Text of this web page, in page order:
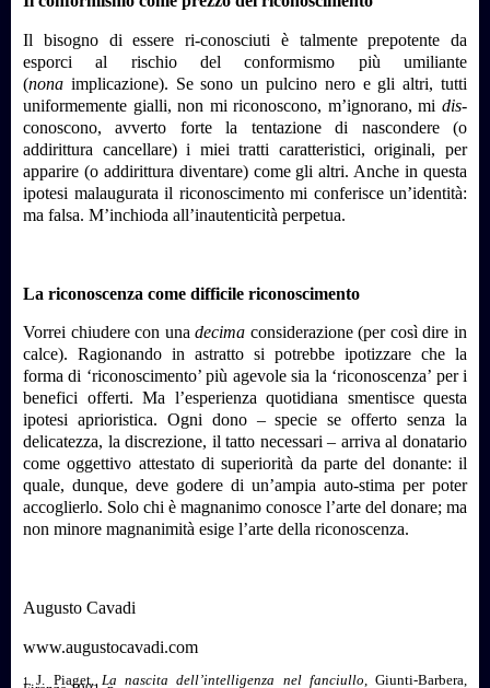
Il bisogno di essere ri-conosciuti è talmente prepotente da
esporci al rischio del conformismo più umiliante
(nona implicazione). Se sono un pulcino nero e gli altri, tutti
uniformemente gialli, non mi riconoscono, m’ignorano, mi dis-
conoscono, avverto forte la tentazione di nascondere (o
addirittura cancellare) i miei tratti caratteristici, originali, per
apparire (o addirittura diventare) come gli altri. Anche in questa
ipotesi malaugurata il riconoscimento mi conferisce un’identità:
ma falsa. M’inchioda all’inautenticità perpetua.
La riconoscenza come difficile riconoscimento
Vorrei chiudere con unadecima considerazione (per così dire in
calce). Ragionando in astratto si potrebbe ipotizzare che la
forma di ‘riconoscimento’ più agevole sia la ‘riconoscenza’ per i
benefici offerti. Ma l’esperienza quotidiana smentisce questa
ipotesi aprioristica. Ogni dono – specie se offerto senza la
delicatezza, la discrezione, il tatto necessari – arriva al donatario
come oggettivo attestato di superiorità da parte del donante: il
quale, dunque, deve godere di un’ampia auto-stima per poter
accoglierlo. Solo chi è magnanimo conosce l’arte del donare; ma
non minore magnanimità esige l’arte della riconoscenza.
Augusto Cavadi
www.augustocavadi.com
1 J. Piaget, La nascita dell’intelligenza nel fanciullo , Giunti-Barbera,